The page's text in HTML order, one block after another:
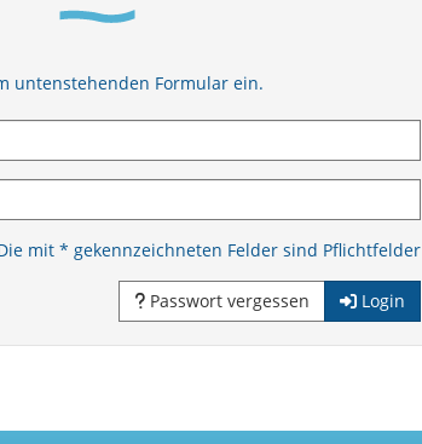
untenstehenden Formular ein.
mit * gekennzeichneten Felder sind Pflichtfelder
Passwort vergessen Login